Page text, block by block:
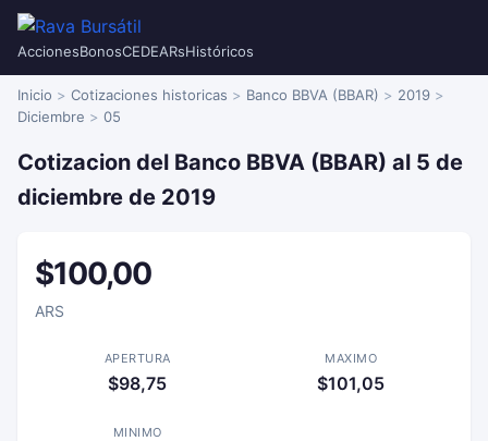
AccionesBonosCEDEARsHistóricos
Inicio Cotizaciones historicas Banco BBVA (BBAR)
2019
Diciembre
05
Cotizacion del Banco BBVA (BBAR) al 5 de
diciembre de 2019
$100,00
ARS
APERTURA
$98,75
MAXIMO
$101,05
MINIMO